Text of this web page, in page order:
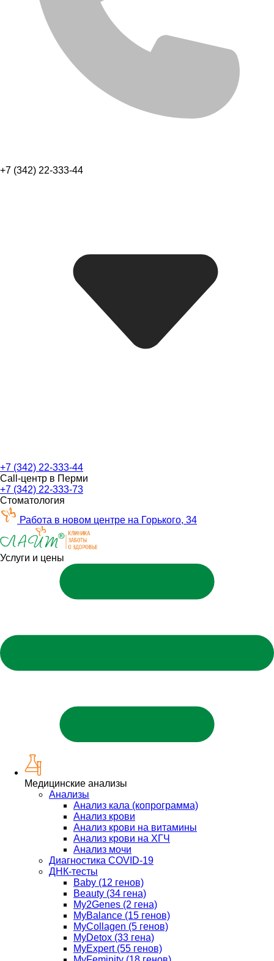
+7 (342) 22-333-44
+7 (342) 22-333-44
Call-центр в Перми
+7 (342) 22-333-73
Стоматология
Работа в новом центре на Горького, 34
Услуги и цены
Медицинские анализы
Анализы
Анализ кала (копрограмма)
Анализ крови
Анализ крови на витамины
Анализ крови на ХГЧ
Анализ мочи
Диагностика COVID-19
ДНК-тесты
Baby (12 генов)
Beauty (34 гена)
My2Genes (2 гена)
MyBalance (15 генов)
MyCollagen (5 генов)
MyDetox (33 гена)
MyExpert (55 генов)